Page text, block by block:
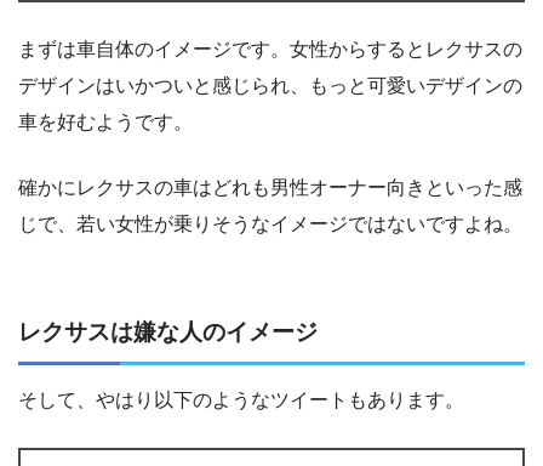
まずは車自体のイメージです。女性からするとレクサスの
デザインはいかついと感じられ、もっと可愛いデザインの
車を好むようです。
確かにレクサスの車はどれも男性オーナー向きといった感
じで、若い女性が乗りそうなイメージではないですよね。
レクサスは嫌な人のイメージ
そして、やはり以下のようなツイートもあります。